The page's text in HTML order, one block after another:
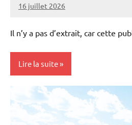
16 juillet 2026
Thibaut
Il n’y a pas d’extrait, car cette
Lire la suite
Elevages
Vie